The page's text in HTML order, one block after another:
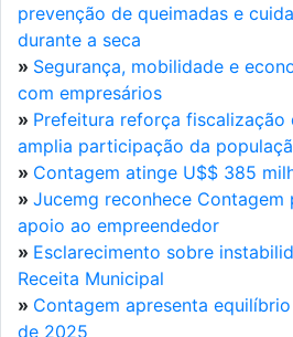
prevenção de queimadas e
durante a seca
» Segurança, mobilidade e
com empresários
» Prefeitura reforça fiscalização
amplia participação da
» Contagem atinge U$$ 385
» Jucemg reconhece
apoio ao empreendedor
» Esclarecimento sobre
Receita Municipal
» Contagem apresenta
de 2025